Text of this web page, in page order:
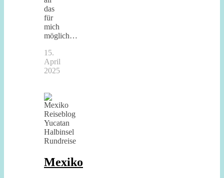
das
für
mich
möglich…
15.
April
2025
Mexiko